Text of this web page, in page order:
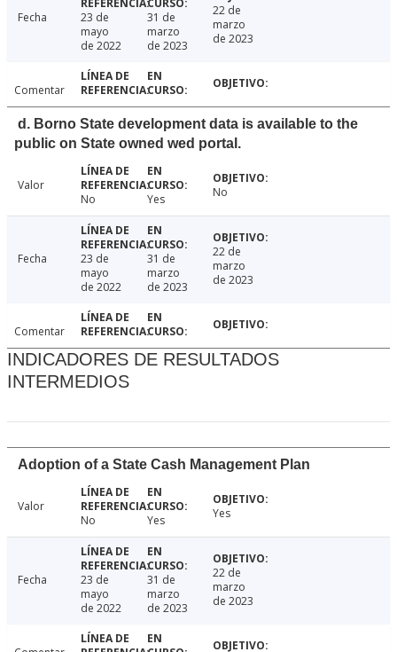
Fecha
23 de
mayo
de 2022
31 de
marzo
de 2023
22 de
marzo
de 2023
Comentar
d. Borno State development data is available to the
public on State owned wed portal.
Valor
No
Yes No
Fecha
23 de
mayo
de 2022
31 de
marzo
de 2023
22 de
marzo
de 2023
Comentar
INDICADORES DE RESULTADOS
INTERMEDIOS
Adoption of a State Cash Management Plan
Valor
No
Yes Yes
Fecha
23 de
mayo
de 2022
31 de
marzo
de 2023
22 de
marzo
de 2023